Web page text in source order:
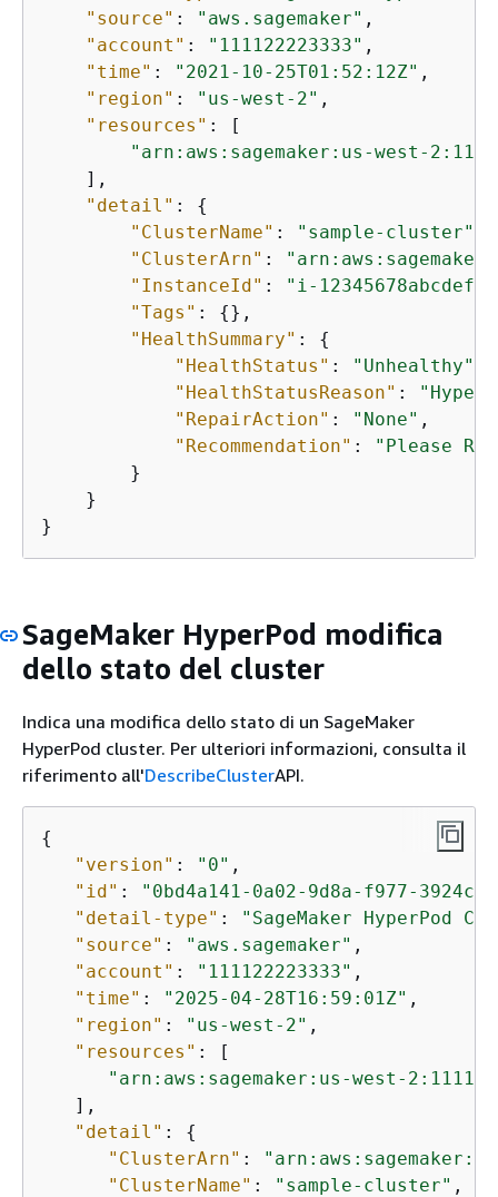
"source" : "aws.sagemaker" ,
"account" : "111122223333" ,
"time" : "2021-10-25T01:52:12Z" ,
"region" : "us-west-2" ,
"resources" : [
"arn:aws:sagemaker:us-west-
    ],
"detail" : {
"ClusterName" : "sample-cluster"
"ClusterArn" :
"InstanceId" :
"i-
"Tags" : {},
"HealthSummary" : {
"HealthStatus" : "Unhealthy"
"HealthStatusReason" :
"RepairAction" : "None" ,
"Recommendation" :
"Please
        }
    }
}
SageMaker HyperPod modifica
dello stato del cluster
Indica una modifica dello stato di un SageMaker
HyperPod cluster. Per ulteriori informazioni, consulta il
riferimento all'DescribeClusterAPI.
{
"version" : "0" ,
"id" :
"0bd4a141-0a02-9d8a-f977-
"detail-type" :
"SageMaker HyperPod
"source" : "aws.sagemaker" ,
"account" : "111122223333" ,
"time" : "2025-04-28T16:59:01Z" ,
"region" : "us-west-2" ,
"resources" : [
"arn:aws:sagemaker:us-west-
   ],
"detail" : {
"ClusterArn" :
"ClusterName" : "sample-cluster" ,